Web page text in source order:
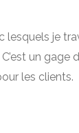
je
un gage
les clients.